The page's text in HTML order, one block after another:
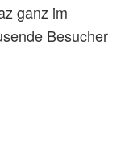
ganz im
Besucher